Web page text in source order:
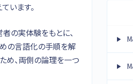
います。
の実体験をもとに、
の言語化の手順を解
め、両側の論理を一つ